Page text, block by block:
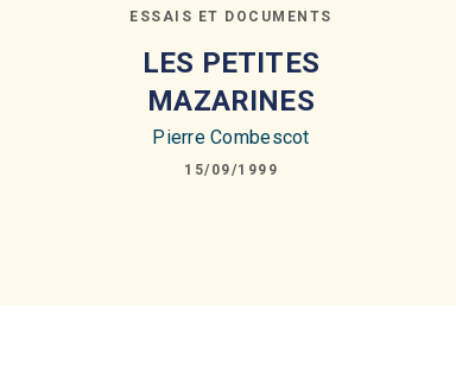
ESSAIS ET DOCUMENTS
LES PETITES
MAZARINES
Pierre Combescot
15/09/1999